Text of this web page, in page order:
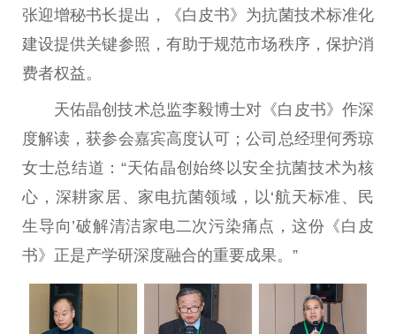
张迎增秘书长提出 ，《白皮书》为抗菌技术标准化
建设提供关键参照，有助于规范市场秩序，保护消
费者权益。
天佑晶创技术总 监李毅博士对《白皮书》作深
度解读，获参会嘉宾高度认可；公司 总经理何秀琼
女士总结道：“天佑晶创始终以安全抗菌技术为核
心，深耕家居、家电抗菌领域，以‘航天标准、民
生导向’破解清洁家电二次污染痛点，这份《白皮
书》正是产学研深度融合的重要成果。”